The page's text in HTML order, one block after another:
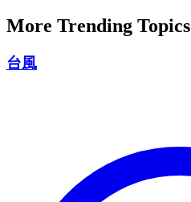
More Trending Topics
台風